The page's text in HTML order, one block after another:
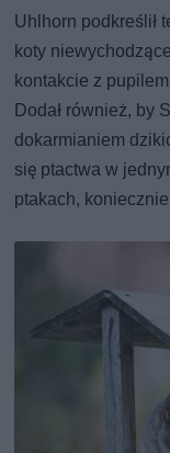
Uhlhorn podkreślił
koty
kontakcie z
Dodał również, by
dokarmianiem
się ptactwa w
ptakach,